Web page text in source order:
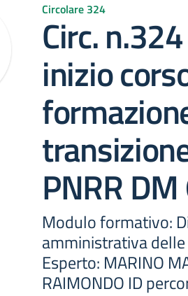
Circolare 324
Circ.
inizio
PNRR
Modulo formativo:
amministrativa
Esperto: MARINO
RAIMONDO ID